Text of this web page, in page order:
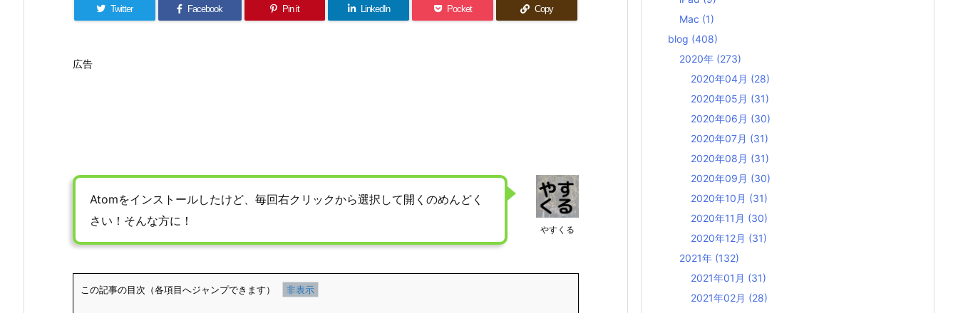
Twitter Facebook Pin it LinkedIn Pocket Copy
広告
やすくる
Atomをインストールしたけど、毎回右クリックから選択して開くのめんどく
さい！そんな方に！
この記事の目次（各項目へジャンプできます）
Mac (1)
blog (408)
2020年 (273)
2020年04月 (28)
2020年05月 (31)
2020年06月 (30)
2020年07月 (31)
2020年08月 (31)
2020年09月 (30)
2020年10月 (31)
2020年11月 (30)
2020年12月 (31)
2021年 (132)
2021年01月 (31)
2021年02月 (28)